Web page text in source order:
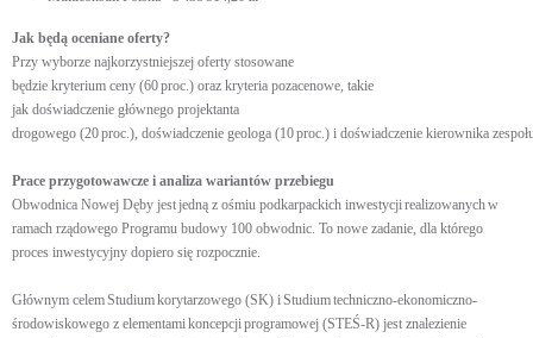
Jak będą oceniane oferty?
Przy wyborze najkorzystniejszej oferty stosowane
będzie kryterium ceny (60 proc.) oraz kryteria pozacenowe, takie
jak doświadczenie głównego projektanta
drogowego (20 proc.), doświadczenie geologa (10 proc.) i doświadczenie kierownika
Prace przygotowawcze i analiza wariantów przebiegu
Obwodnica Nowej Dęby jest jedną z ośmiu podkarpackich inwestycji realizowanych w
ramach rządowego Programu budowy 100 obwodnic. To nowe zadanie, dla którego
proces inwestycyjny dopiero się rozpocznie.
Głównym celem Studium korytarzowego (SK) i Studium techniczno-ekonomiczno-
środowiskowego z elementami koncepcji programowej (STEŚ-R) jest znalezienie